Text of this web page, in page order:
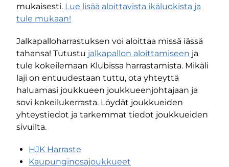
mukaisesti. Lue lisää aloittavista ikäluokista ja
tule mukaan!
Jalkapalloharrastuksen voi aloittaa missä iässä
tahansa! Tutustu jalkapallon aloittamiseen ja
tule kokeilemaan Klubissa harrastamista. Mikäli
laji on entuudestaan tuttu, ota yhteyttä
haluamasi joukkueen joukkueenjohtajaan ja
sovi kokeilukerrasta. Löydät joukkueiden
yhteystiedot ja tarkemmat tiedot joukkueiden
sivuilta.
HJK Harraste
Kaupunginosajoukkueet